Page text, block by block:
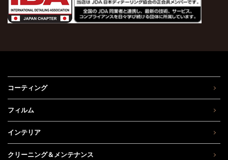
コーティング
フィルム
インテリア
クリーニング＆メンテナンス